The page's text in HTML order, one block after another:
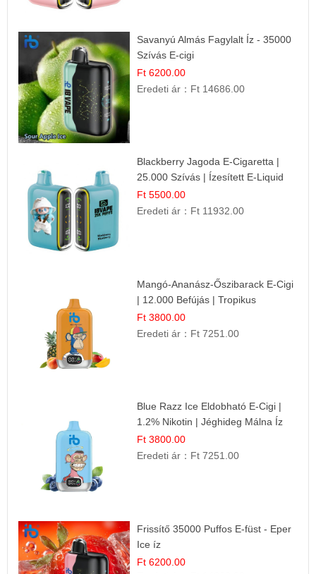
Savanyú Almás Fagylalt Íz - 35000
Szívás E-cigi
Ft 6200.00
Eredeti ár： Ft 14686.00
Blackberry Jagoda E-Cigaretta |
25.000 Szívás | Ízesített E-Liquid
Ft 5500.00
Eredeti ár： Ft 11932.00
Mangó-Ananász-Őszibarack E-Cigi
| 12.000 Befújás | Tropikus
Gyümölcs Íz
Ft 3800.00
Eredeti ár： Ft 7251.00
Blue Razz Ice Eldobható E-Cigi |
1.2% Nikotin | Jéghideg Málna Íz
Ft 3800.00
Eredeti ár： Ft 7251.00
Frissítő 35000 Puffos E-füst - Eper
Ice íz
Ft 6200.00